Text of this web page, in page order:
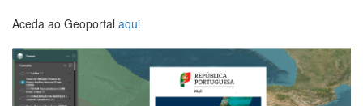
Aceda ao Geoportal aqui